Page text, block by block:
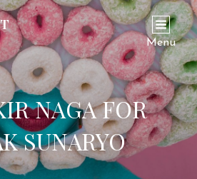
Menu
NAGA FOR
SUNARYO